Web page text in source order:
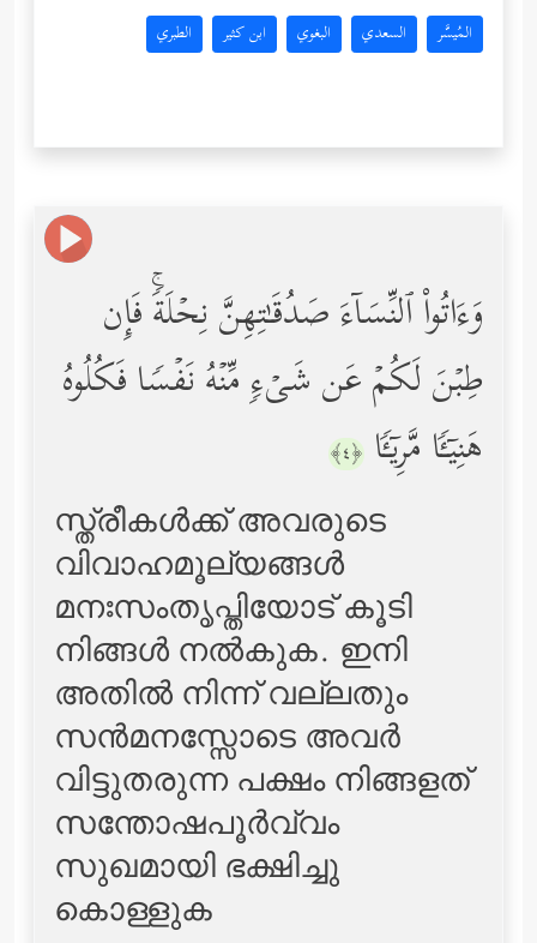
المُيسَّر السعدي البغوي ابن كثير الطبري
وَءَاتُواْ ٱلنِّسَاۤءَ صَدُقَـٰتِهِنَّ نِحۡلَةࣰۚ فَإِن
طِبۡنَ لَكُمۡ عَن شَیۡءࣲ مِّنۡهُ نَفۡسࣰا فَكُلُوهُ
هَنِیۤـࣰٔا مَّرِیۤـࣰٔا ﴿٤﴾
സ്ത്രീകള്‍ക്ക് അവരുടെ
വിവാഹമൂല്യങ്ങള്‍
മനഃസംതൃപ്തിയോട് കൂടി
നിങ്ങള്‍ നല്‍കുക. ഇനി
അതില്‍ നിന്ന് വല്ലതും
സന്‍മനസ്സോടെ അവര്‍
വിട്ടുതരുന്ന പക്ഷം നിങ്ങളത്
സന്തോഷപൂര്‍വ്വം
സുഖമായി ഭക്ഷിച്ചു
കൊള്ളുക